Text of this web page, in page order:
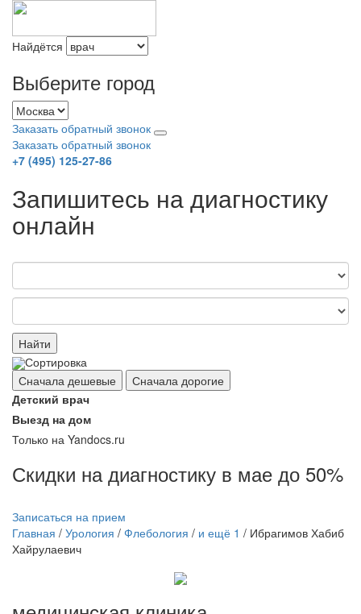
Найдётся
Выберите город
Заказать обратный звонок
Заказать обратный звонок
+7 (495) 125-27-86
Запишитесь на диагностику
онлайн
Найти
Сортировка
Сначала дешевые
Сначала дорогие
Детский врач
Выезд на дом
Только на Yandocs.ru
Скидки на диагностику в мае до 50%
Записаться на прием
Главная / Урология / Флебология / и ещё 1 / Ибрагимов Хабиб
Хайрулаевич